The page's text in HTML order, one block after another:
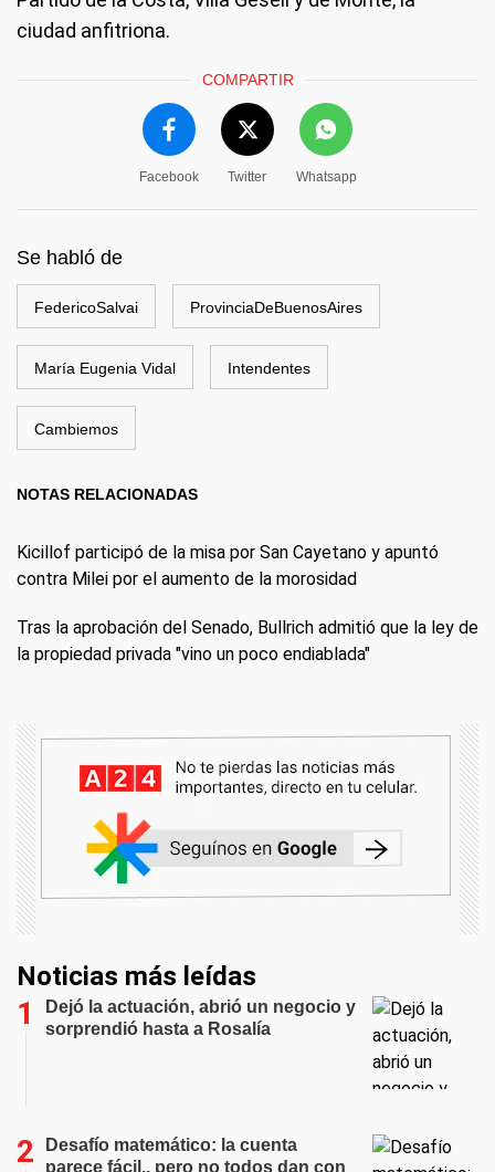
ciudad anfitriona.
COMPARTIR
Facebook Twitter Whatsapp
Se habló de
FedericoSalvai ProvinciaDeBuenosAires
María Eugenia Vidal Intendentes
Cambiemos
NOTAS RELACIONADAS
Kicillof participó de la misa por San Cayetano y apuntó
contra Milei por el aumento de la morosidad
Tras la aprobación del Senado, Bullrich admitió que la ley de
la propiedad privada "vino un poco endiablada"
Noticias más leídas
Dejó la actuación, abrió un negocio y
sorprendió hasta a Rosalía
Desafío matemático: la cuenta
parece fácil,. pero no todos dan con